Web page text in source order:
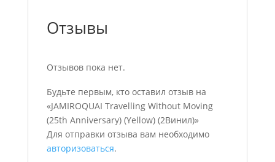
Отзывы
Отзывов пока нет.
Будьте первым, кто оставил отзыв на
«JAMIROQUAI Travelling Without Moving
(25th Anniversary) (Yellow) (2Винил)»
Для отправки отзыва вам необходимо
авторизоваться.